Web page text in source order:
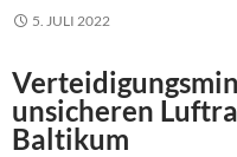
5. JULI 2022
unsicheren
Baltikum